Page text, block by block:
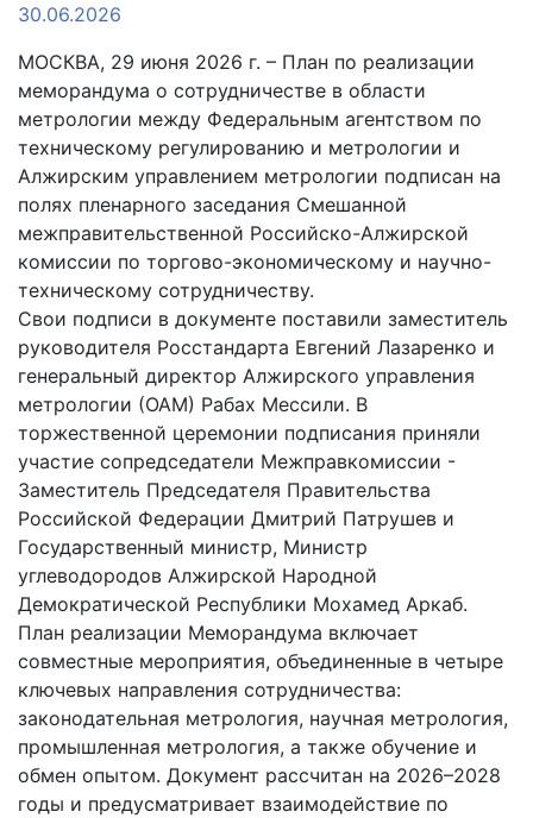
30.06.2026
МОСКВА, 29 июня 2026 г. – План по реализации
меморандума о сотрудничестве в области
метрологии между Федеральным агентством по
техническому регулированию и метрологии и
Алжирским управлением метрологии подписан на
полях пленарного заседания Смешанной
межправительственной Российско-Алжирской
комиссии по торгово-экономическому и научно-
техническому сотрудничеству.
Свои подписи в документе поставили заместитель
руководителя Росстандарта Евгений Лазаренко и
генеральный директор Алжирского управления
метрологии (ОАМ) Рабах Мессили. В
торжественной церемонии подписания приняли
участие сопредседатели Межправкомиссии -
Заместитель Председателя Правительства
Российской Федерации Дмитрий Патрушев и
Государственный министр, Министр
углеводородов Алжирской Народной
Демократической Республики Мохамед Аркаб.
План реализации Меморандума включает
совместные мероприятия, объединенные в четыре
ключевых направления сотрудничества:
законодательная метрология, научная метрология,
промышленная метрология, а также обучение и
обмен опытом. Документ рассчитан на 2026–2028
годы и предусматривает взаимодействие по